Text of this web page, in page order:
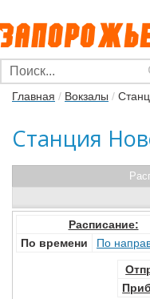
Главная / Вокзалы /
Станция
Расписание:
По времени
По